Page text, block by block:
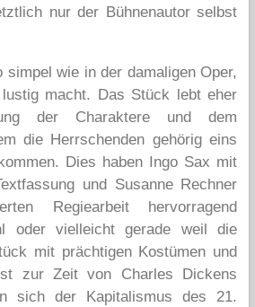
nur der Bühnenautor selbst
simpel wie in der damaligen Oper,
macht. Das Stück lebt eher
der Charaktere und dem
die Herrschenden gehörig eins
Dies haben Ingo Sax mit
und Susanne Rechner
Regiearbeit hervorragend
oder vielleicht gerade weil die
mit prächtigen Kostümen und
zur Zeit von Charles Dickens
sich der Kapitalismus des 21.